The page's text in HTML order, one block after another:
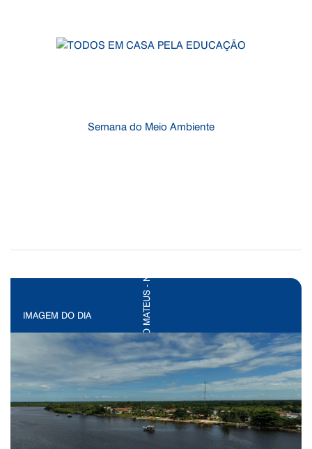
Semana do Meio Ambiente
IMAGEM DO DIA